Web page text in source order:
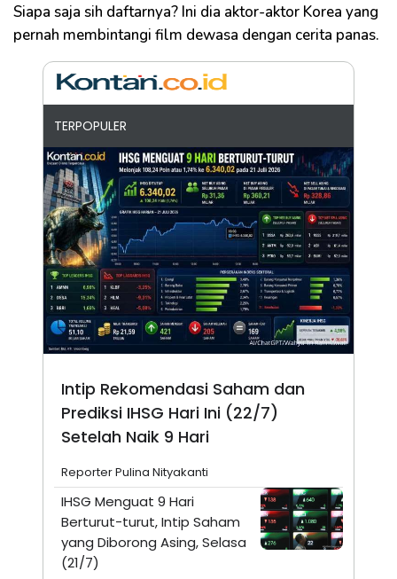
Siapa saja sih daftarnya? Ini dia aktor-aktor Korea yang
pernah membintangi film dewasa dengan cerita panas.
TERPOPULER
Intip Rekomendasi Saham dan
Prediksi IHSG Hari Ini (22/7)
Setelah Naik 9 Hari
Reporter Pulina Nityakanti
IHSG Menguat 9 Hari
Berturut-turut, Intip Saham
yang Diborong Asing, Selasa
(21/7)